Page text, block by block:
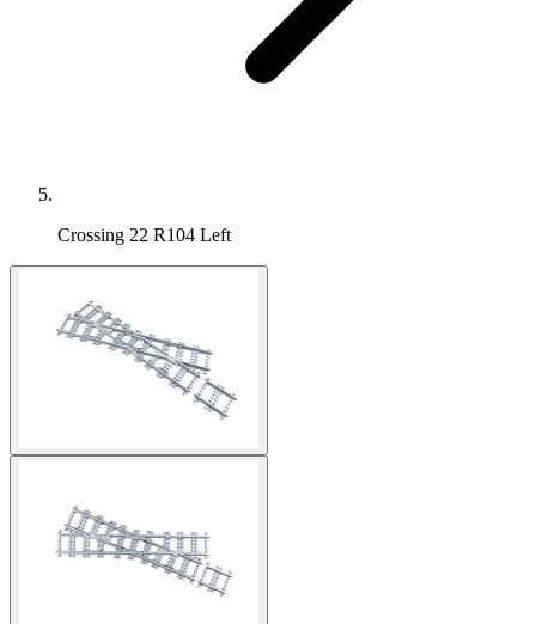
Crossing 22 R104 Left